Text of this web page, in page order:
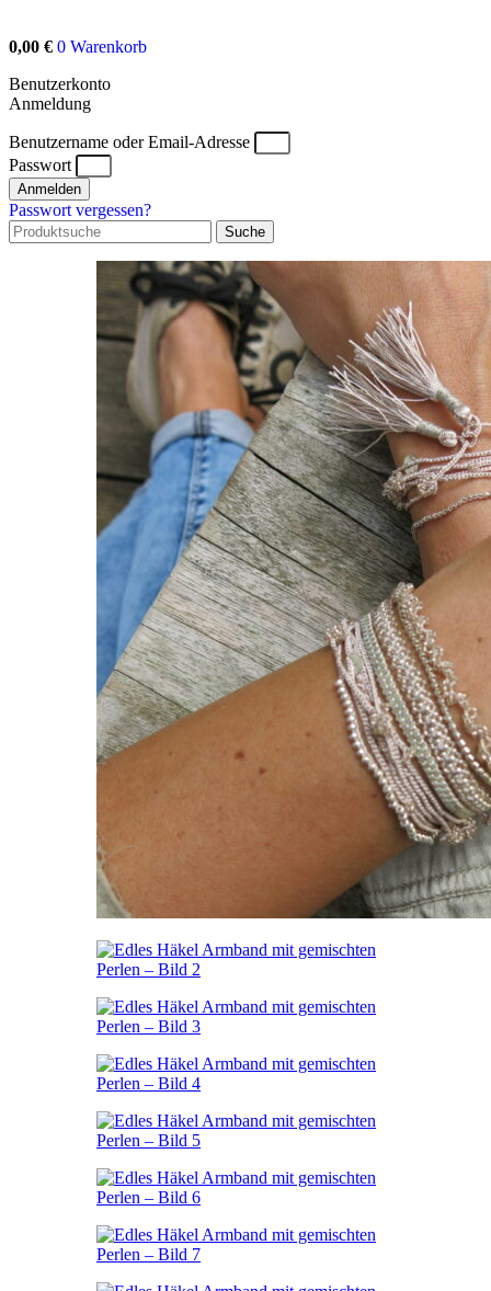
0,00 € 0 Warenkorb
Benutzerkonto
Anmeldung
Benutzername oder Email-Adresse
Passwort
Anmelden
Passwort vergessen?
Suche